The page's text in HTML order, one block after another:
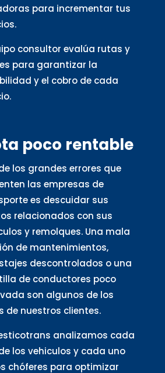
para incrementar tus
consultor evalúa rutas y
para garantizar la
y el cobro de cada
poco rentable
los grandes errores que
las empresas de
es descuidar sus
relacionados con sus
y remolques. Una mala
de mantenimientos,
descontrolados o una
de conductores poco
son algunos de los
de nuestros clientes.
analizamos cada
los vehiculos y cada uno
chóferes para optimizar